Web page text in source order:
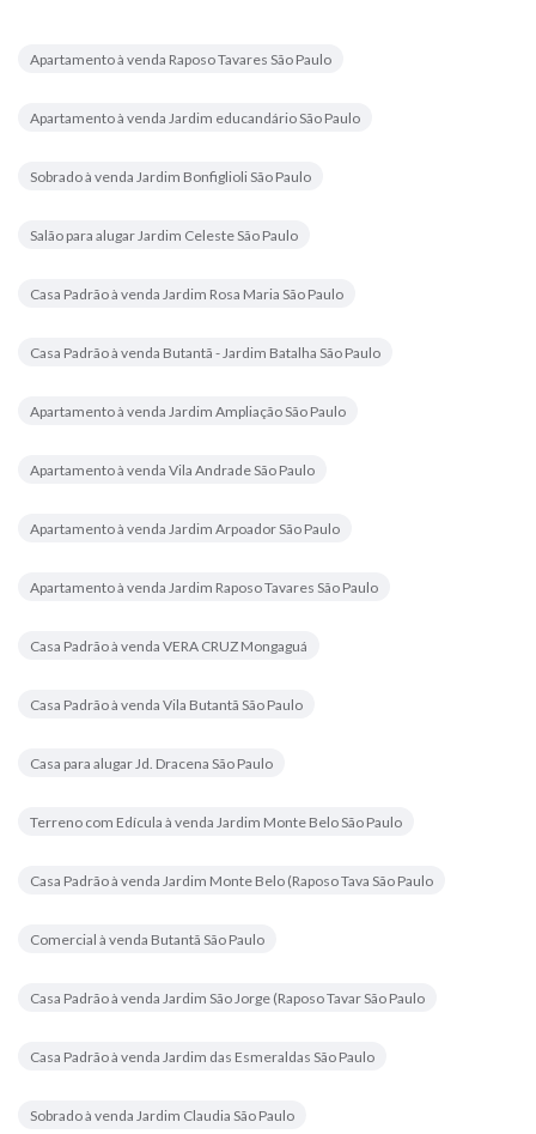
Apartamento à venda Raposo Tavares São Paulo
Apartamento à venda Jardim educandário São Paulo
Sobrado à venda Jardim Bonfiglioli São Paulo
Salão para alugar Jardim Celeste São Paulo
Casa Padrão à venda Jardim Rosa Maria São Paulo
Casa Padrão à venda Butantã - Jardim Batalha São Paulo
Apartamento à venda Jardim Ampliação São Paulo
Apartamento à venda Vila Andrade São Paulo
Apartamento à venda Jardim Arpoador São Paulo
Apartamento à venda Jardim Raposo Tavares São Paulo
Casa Padrão à venda VERA CRUZ Mongaguá
Casa Padrão à venda Vila Butantã São Paulo
Casa para alugar Jd. Dracena São Paulo
Terreno com Edícula à venda Jardim Monte Belo São Paulo
Casa Padrão à venda Jardim Monte Belo (Raposo Tava São Paulo
Comercial à venda Butantã São Paulo
Casa Padrão à venda Jardim São Jorge (Raposo Tavar São Paulo
Casa Padrão à venda Jardim das Esmeraldas São Paulo
Sobrado à venda Jardim Claudia São Paulo